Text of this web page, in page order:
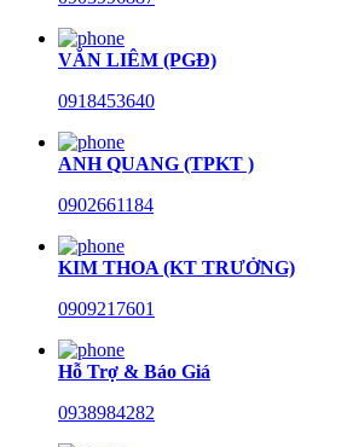
VĂN LIÊM (PGĐ)
0918453640
ANH QUANG (TPKT )
0902661184
KIM THOA (KT TRƯỞNG)
0909217601
Hỗ Trợ & Báo Giá
0938984282